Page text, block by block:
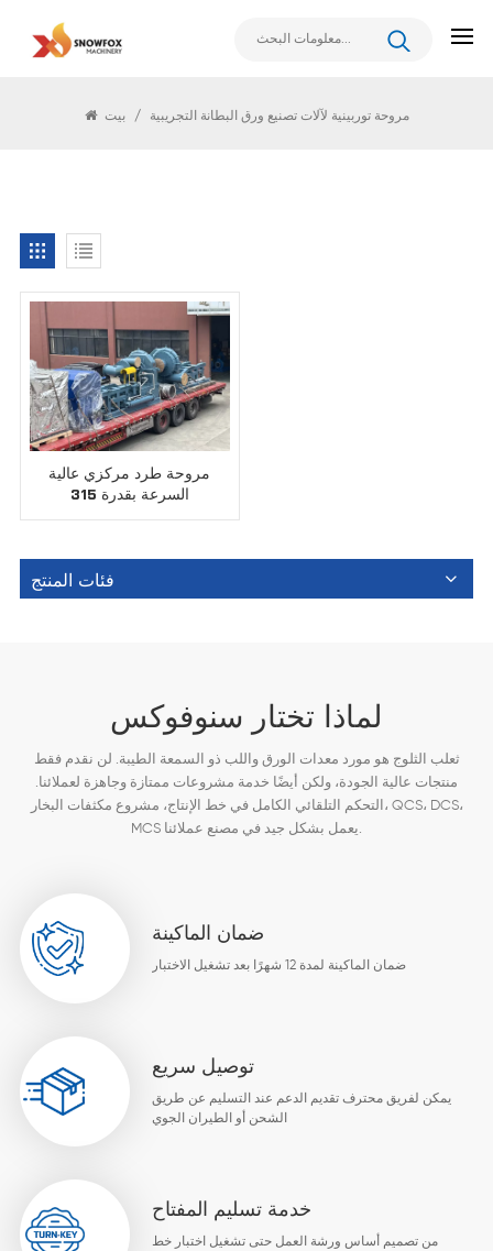
بيت / مروحة توربينية لآلات تصنيع ورق البطانة التجريبية
مروحة طرد مركزي عالية
السرعة بقدرة 315
فئات المنتج
لماذا تختار سنوفوكس
ثعلب الثلوج هو مورد معدات الورق واللب ذو السمعة الطيبة. لن نقدم فقط
منتجات عالية الجودة، ولكن أيضًا خدمة مشروعات ممتازة وجاهزة لعملائنا.
التحكم التلقائي الكامل في خط الإنتاج، مشروع مكثفات البخار، QCS، DCS،
MCS يعمل بشكل جيد في مصنع عملائنا.
ضمان الماكينة
ضمان الماكينة لمدة 12 شهرًا بعد تشغيل الاختبار
توصيل سريع
يمكن لفريق محترف تقديم الدعم عند التسليم عن طريق
الشحن أو الطيران الجوي
خدمة تسليم المفتاح
من تصميم أساس ورشة العمل حتى تشغيل اختبار خط